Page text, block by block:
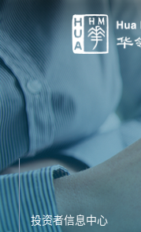
投资者信息中心